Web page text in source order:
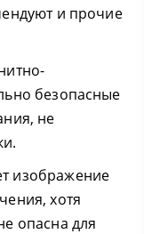
и прочие
безопасные
не
изображение
хотя
опасна для